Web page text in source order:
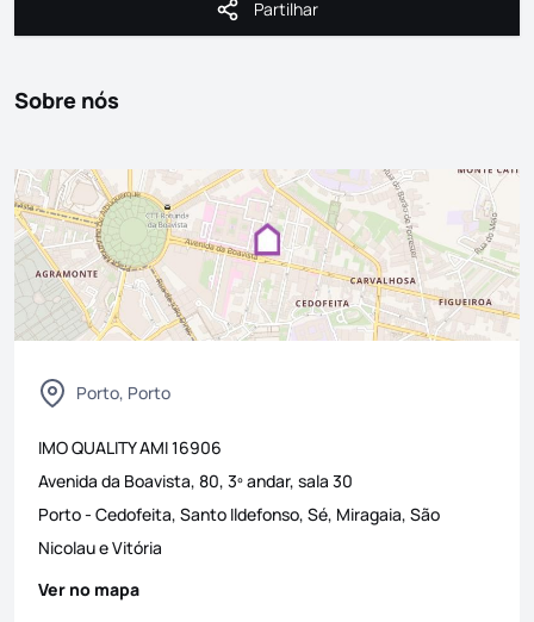
Partilhar
Partilhar
Sobre nós
Porto, Porto
IMO QUALITYAMI16906
Avenida da Boavista, 80, 3º andar, sala 30
Porto- Cedofeita, Santo Ildefonso, Sé, Miragaia, São
Nicolau e Vitória
Ver no mapa